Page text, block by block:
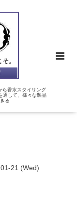
ら香水スタイリング
通して、様々な製品
る
21 (Wed)